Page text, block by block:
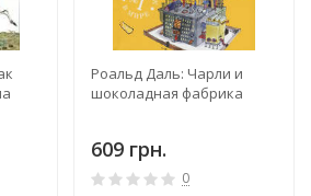
Роальд Даль: Чарли и
шоколадная фабрика
609 грн.
0